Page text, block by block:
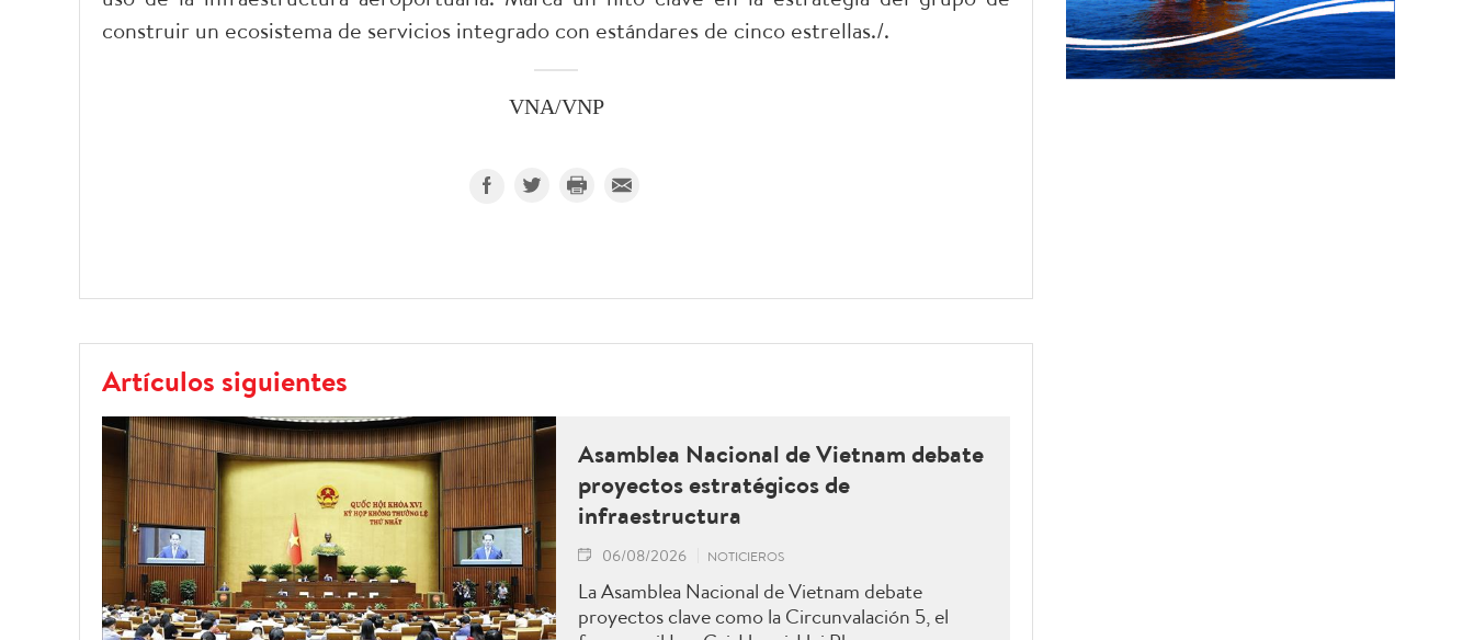
construir un ecosistema de servicios integrado con estándares de cinco estrellas./.
VNA/VNP
Artículos siguientes
Asamblea Nacional de Vietnam debate
proyectos estratégicos de
infraestructura
06/08/2026 NOTICIEROS
La Asamblea Nacional de Vietnam debate
proyectos clave como la Circunvalación 5, el